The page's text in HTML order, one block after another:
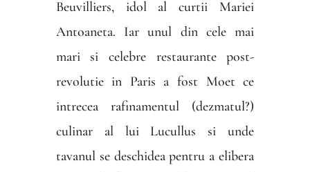
Beuvilliers, idol al curtii Mariei
Antoaneta. Iar unul din cele mai
mari si celebre restaurante post-
revolutie in Paris a fost Moet ce
intrecea rafinamentul (dezmatul?)
culinar al lui Lucullus si unde
tavanul se deschidea pentru a elibera